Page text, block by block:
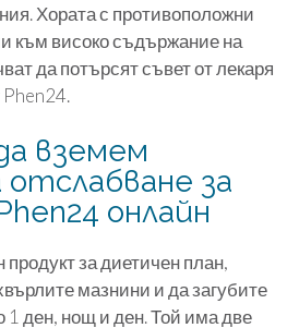
Хората с противоположни
към високо съдържание на
да потърсят съвет от лекаря
вземем
отслабване за
онлайн
за диетичен план,
мазнини и да загубите
1 ден, нощ и ден. Той има две